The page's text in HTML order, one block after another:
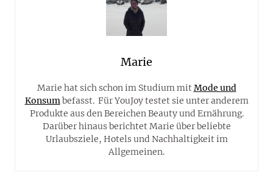
Marie
Marie hat sich schon im Studium mitMode und
Konsumbefasst. Für YouJoy testet sie unter anderem
Produkte aus den Bereichen Beauty und Ernährung.
Darüber hinaus berichtet Marie über beliebte
Urlaubsziele, Hotels und Nachhaltigkeit im
Allgemeinen.